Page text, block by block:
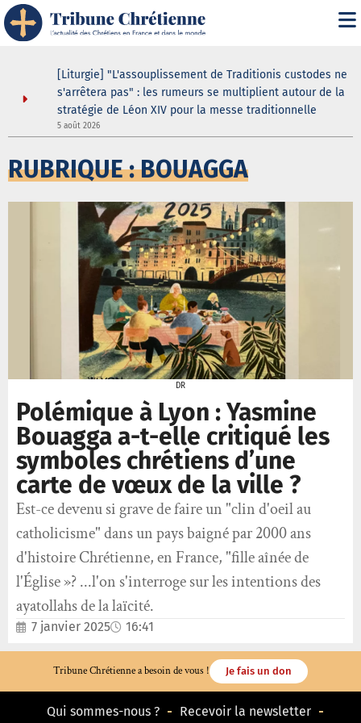
[Liturgie] "L'assouplissement de Traditionis custodes ne
s'arrêtera pas" : les rumeurs se multiplient autour de la
stratégie de Léon XIV pour la messe traditionnelle
5 août 2026
RUBRIQUE : BOUAGGA
DR
Polémique à Lyon : Yasmine
Bouagga a-t-elle critiqué les
symboles chrétiens d’une
carte de vœux de la ville ?
Est-ce devenu si grave de faire un "clin d'oeil au
catholicisme" dans un pays baigné par 2000 ans
d'histoire Chrétienne, en France, "fille aînée de
l'Église »? ...l'on s'interroge sur les intentions des
ayatollahs de la laïcité.
7 janvier 2025 16:41
Tribune Chrétienne a besoin de vous ! Je fais un don
Qui sommes-nous ? Recevoir la newsletter